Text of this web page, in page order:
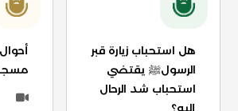
هل استحباب زيارة قبر
الرسولﷺ يقتضي
استحباب شد الرحال
إليه؟